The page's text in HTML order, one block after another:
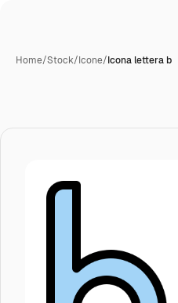
Home/Stock/Icone/Icona lettera b